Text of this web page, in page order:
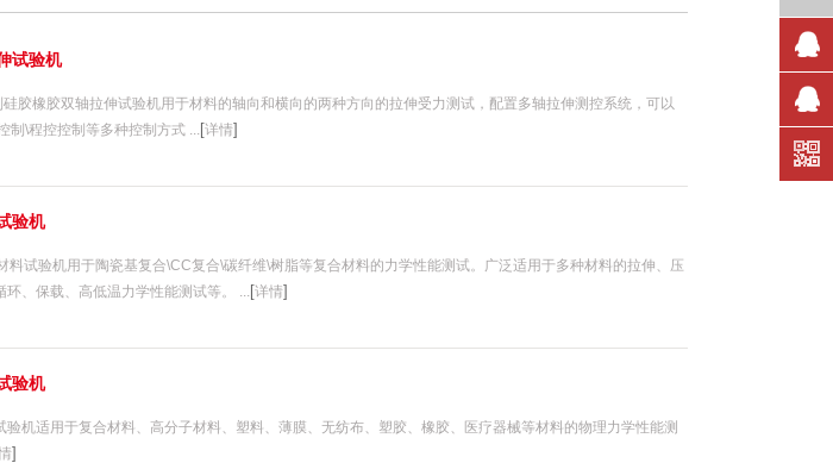
2 3
试验机
胶橡胶双轴拉伸试验机用于材料的轴向和横向的两种方向的拉伸受力测试，配置多轴拉伸测控系统，可以
制\程控控制等多种控制方式 ... [详情]
验机
料试验机用于陶瓷基复合\CC复合\碳纤维\树脂等复合材料的力学性能测试。广泛适用于多种材料的拉伸、压
环、保载、高低温力学性能测试等。 ... [详情]
验机
验机适用于复合材料、高分子材料、塑料、薄膜、无纺布、塑胶、橡胶、医疗器械等材料的物理力学性能测
]
售前咨
技术支